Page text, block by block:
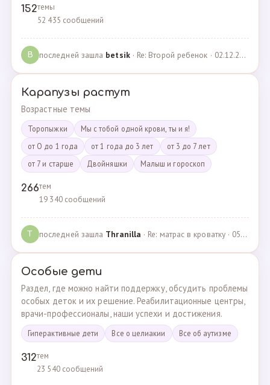
152темы
52 435 сообщений
B последней зашла betsik· Re: Второй ребенок · 02.12.2023
Карапузы растут
Возрастные темы
Торопыжки
Мы с тобой одной крови, ты и я!
от О до 1 года
от 1 года до 3 лет
от 3 до 7 лет
от 7 и старше
Двойняшки Малыш и гороскоп
266тем
19 340 сообщений
T последней зашла Thranilla · Re: матрас в кроватку · 05.05.2024
Особые дети
Раздел, где можно найти поддержку, обсудить проблемы
особых деток и их решение. Реабилитационные центры,
врачи-профессионалы, наши успехи и достижения.
Гиперактивные дети Все о целиакии Все об аутизме
312тем
23 540 сообщений